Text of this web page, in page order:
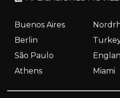
Buenos Aires
Berlin
São Paulo
Athens
Miami